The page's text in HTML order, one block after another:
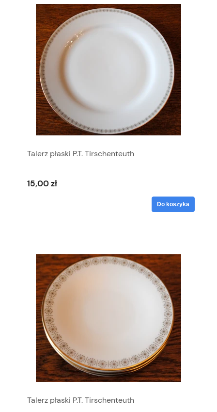
Talerz płaski P.T. Tirschenteuth
15,00 zł
Do koszyka
Talerz płaski P.T. Tirschenteuth